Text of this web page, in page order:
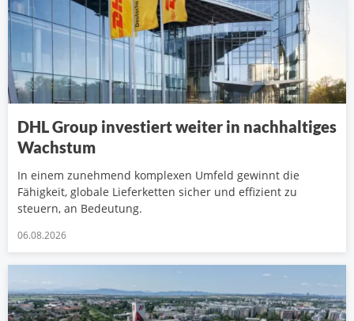
DHL Group investiert weiter in nachhaltiges
Wachstum
In einem zunehmend komplexen Umfeld gewinnt die
Fähigkeit, globale Lieferketten sicher und effizient zu
steuern, an Bedeutung.
06.08.2026